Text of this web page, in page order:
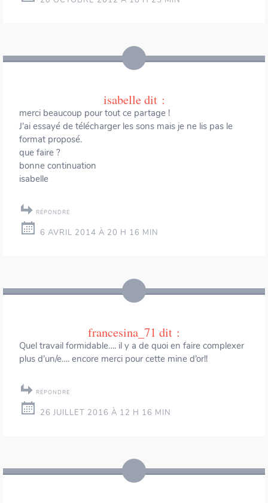
isabelledit :
merci beaucoup pour tout ce partage !
J’ai essayé de télécharger les sons mais je ne lis pas le
format proposé.
que faire ?
bonne continuation
isabelle
RÉPONDRE
6 AVRIL 2014 À 20 H 16 MIN
francesina_71 dit :
Quel travail formidable…. il y a de quoi en faire complexer
plus d’un/e…. encore merci pour cette mine d’or!!
RÉPONDRE
26 JUILLET 2016 À 12 H 16 MIN